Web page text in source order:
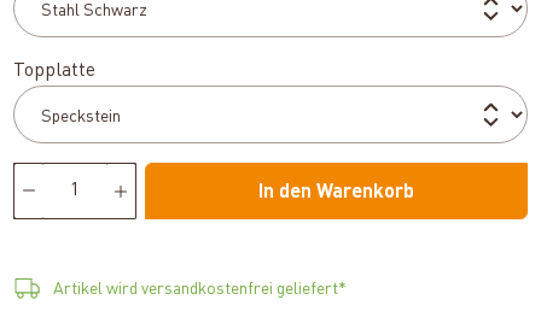
Topplatte
In den Warenkorb
Artikel wird versandkostenfrei geliefert*